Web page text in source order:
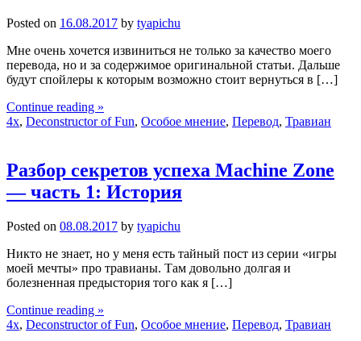
Posted on 16.08.2017 by tyapichu
Мне очень хочется извиниться не только за качество моего
перевода, но и за содержимое оригинальной статьи. Дальше
будут спойлеры к которым возможно стоит вернуться в […]
Continue reading »
4x, Deconstructor of Fun, Особое мнение, Перевод, Травиан
Разбор секретов успеха Machine Zone
— часть 1: История
Posted on 08.08.2017 by tyapichu
Никто не знает, но у меня есть тайный пост из серии «игры
моей мечты» про травианы. Там довольно долгая и
болезненная предыстория того как я […]
Continue reading »
4x, Deconstructor of Fun, Особое мнение, Перевод, Травиан